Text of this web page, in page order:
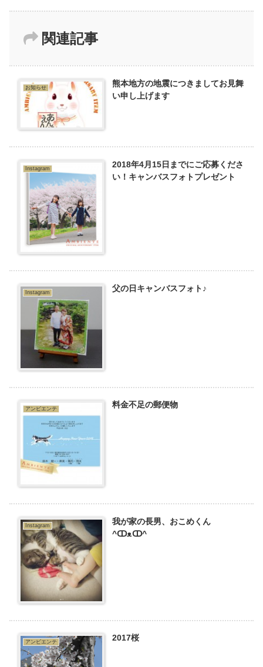
関連記事
お知らせ
熊本地方の地震につきましてお見舞
い申し上げます
Instagram
2018年4月15日までにご応募くださ
い！キャンバスフォトプレゼント
Instagram 父の日キャンバスフォト♪
アンビエンテ 料金不足の郵便物
Instagram
我が家の長男、おこめくん
^ↀᴥↀ^
アンビエンテ 2017桜